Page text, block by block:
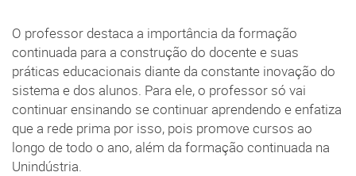
O professor destaca a importância da formação
continuada para a construção do docente e suas
práticas educacionais diante da constante inovação do
sistema e dos alunos. Para ele, o professor só vai
continuar ensinando se continuar aprendendo e enfatiza
que a rede prima por isso, pois promove cursos ao
longo de todo o ano, além da formação continuada na
Unindústria.